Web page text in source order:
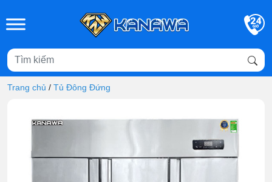
Trang chủ / Tủ Đông Đứng